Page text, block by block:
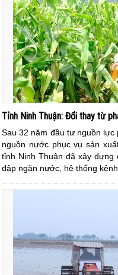
Tỉnh Ninh Thuận: Đổi thay từ
Sau 32 năm đầu tư nguồn
nguồn nước phục vụ sản
tỉnh Ninh Thuận đã xây
đập ngăn nước, hệ thống kênh